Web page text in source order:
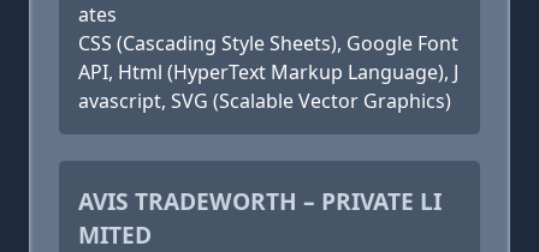
ates
CSS (Cascading Style Sheets), Google Font
API, Html (HyperText Markup Language), J
avascript, SVG (Scalable Vector Graphics)
AVIS TRADEWORTH – PRIVATE LI
MITED